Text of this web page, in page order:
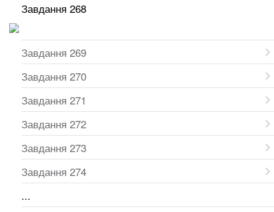
Завдання 268
Завдання 269
Завдання 270
Завдання 271
Завдання 272
Завдання 273
Завдання 274
...